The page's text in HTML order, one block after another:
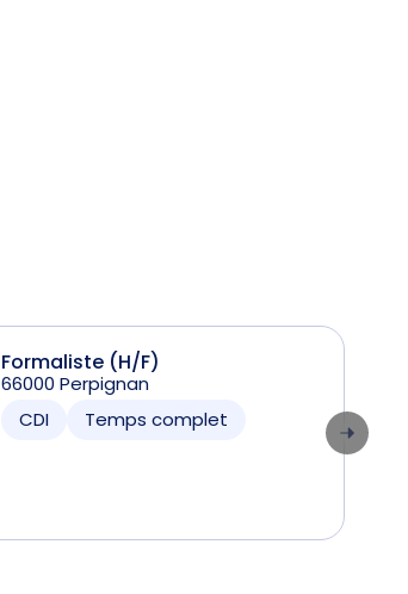
Formaliste (H/F)
66000 Perpignan
CDI
Temps complet